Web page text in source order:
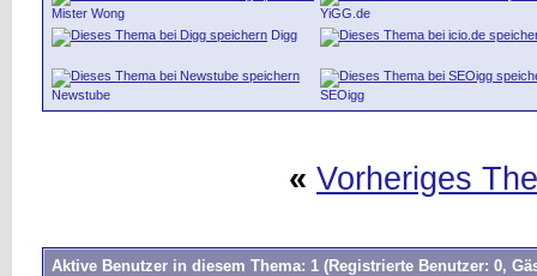
Mister Wong
YiGG.de
Digg
Newstube SEOigg
« Vorheriges
Aktive Benutzer in diesem Thema: 1 (Registrierte Benutzer: 0,